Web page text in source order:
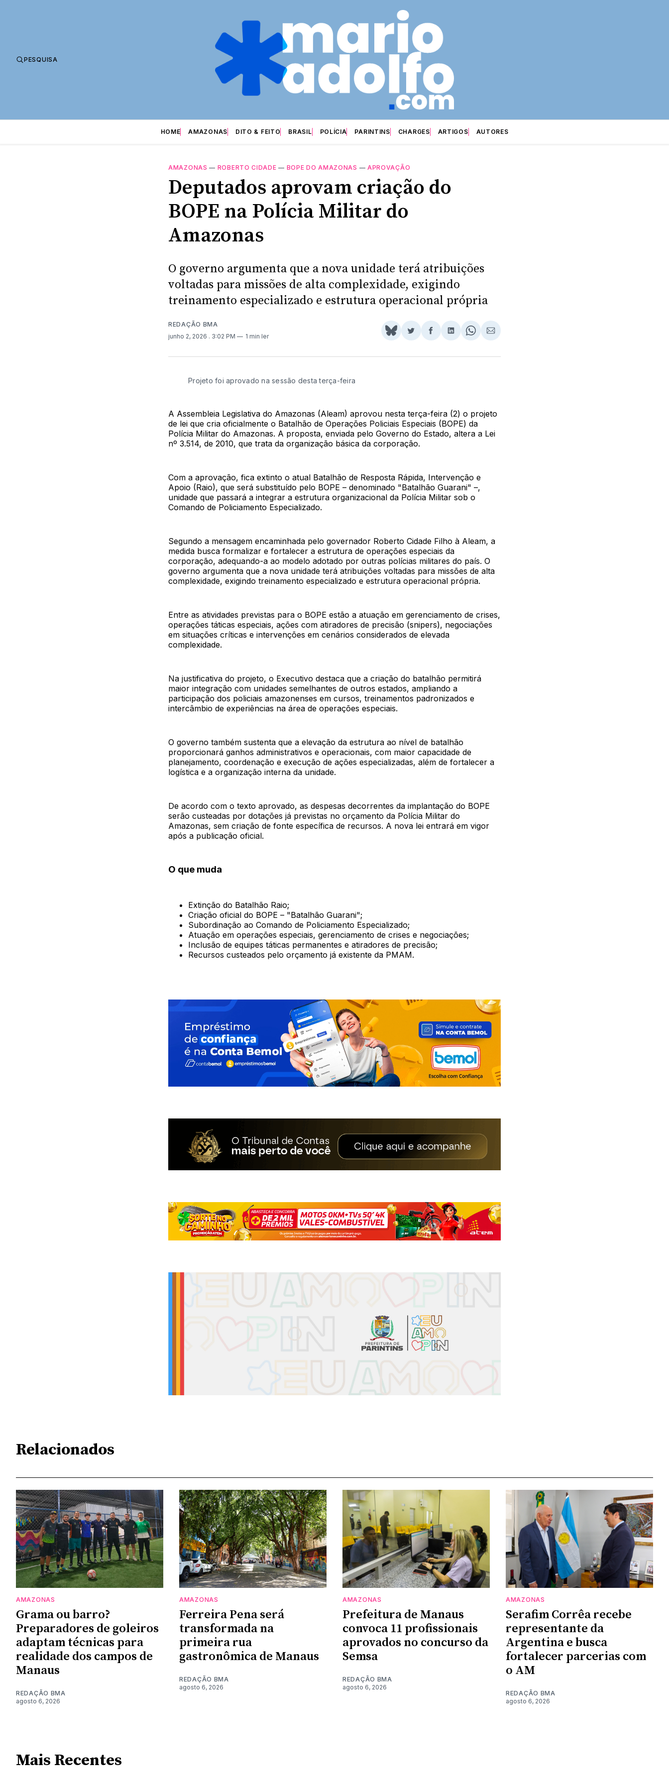
PESQUISA
HOME AMAZONAS DITO & FEITO BRASIL POLÍCIA PARINTINS CHARGES ARTIGOS AUTORES
AMAZONAS — ROBERTO CIDADE — BOPE DO AMAZONAS — APROVAÇÃO
Deputados aprovam criação do
BOPE na Polícia Militar do
Amazonas
O governo argumenta que a nova unidade terá atribuições
voltadas para missões de alta complexidade, exigindo
treinamento especializado e estrutura operacional própria
REDAÇÃO BMA
junho 2, 2026 . 3:02 PM 1 min ler
Share
BlueSky
Compartilhar
Twitter
Compartilhar
Facebook
Compartilhar
LinkedIn
Share
WhatsApp
Compartilhar
Email
Projeto foi aprovado na sessão desta terça-feira
A Assembleia Legislativa do Amazonas (Aleam) aprovou nesta terça-feira (2) o projeto
de lei que cria oficialmente o Batalhão de Operações Policiais Especiais (BOPE) da
Polícia Militar do Amazonas. A proposta, enviada pelo Governo do Estado, altera a Lei
nº 3.514, de 2010, que trata da organização básica da corporação.
Com a aprovação, fica extinto o atual Batalhão de Resposta Rápida, Intervenção e
Apoio (Raio), que será substituído pelo BOPE – denominado "Batalhão Guarani" –,
unidade que passará a integrar a estrutura organizacional da Polícia Militar sob o
Comando de Policiamento Especializado.
Segundo a mensagem encaminhada pelo governador Roberto Cidade Filho à Aleam, a
medida busca formalizar e fortalecer a estrutura de operações especiais da
corporação, adequando-a ao modelo adotado por outras polícias militares do país. O
governo argumenta que a nova unidade terá atribuições voltadas para missões de alta
complexidade, exigindo treinamento especializado e estrutura operacional própria.
Entre as atividades previstas para o BOPE estão a atuação em gerenciamento de crises,
operações táticas especiais, ações com atiradores de precisão (snipers), negociações
em situações críticas e intervenções em cenários considerados de elevada
complexidade.
Na justificativa do projeto, o Executivo destaca que a criação do batalhão permitirá
maior integração com unidades semelhantes de outros estados, ampliando a
participação dos policiais amazonenses em cursos, treinamentos padronizados e
intercâmbio de experiências na área de operações especiais.
O governo também sustenta que a elevação da estrutura ao nível de batalhão
proporcionará ganhos administrativos e operacionais, com maior capacidade de
planejamento, coordenação e execução de ações especializadas, além de fortalecer a
logística e a organização interna da unidade.
De acordo com o texto aprovado, as despesas decorrentes da implantação do BOPE
serão custeadas por dotações já previstas no orçamento da Polícia Militar do
Amazonas, sem criação de fonte específica de recursos. A nova lei entrará em vigor
após a publicação oficial.
O que muda
Extinção do Batalhão Raio;
Criação oficial do BOPE – "Batalhão Guarani";
Subordinação ao Comando de Policiamento Especializado;
Atuação em operações especiais, gerenciamento de crises e negociações;
Inclusão de equipes táticas permanentes e atiradores de precisão;
Recursos custeados pelo orçamento já existente da PMAM.
Relacionados
AMAZONAS
Grama ou barro?
Preparadores de goleiros
adaptam técnicas para
realidade dos campos de
Manaus
REDAÇÃO BMA
agosto 6, 2026
AMAZONAS
Ferreira Pena será
transformada na
primeira rua
gastronômica de Manaus
REDAÇÃO BMA
agosto 6, 2026
AMAZONAS
Prefeitura de Manaus
convoca 11 profissionais
aprovados no concurso da
Semsa
REDAÇÃO BMA
agosto 6, 2026
AMAZONAS
Serafim Corrêa recebe
representante da
Argentina e busca
fortalecer parcerias com
o AM
REDAÇÃO BMA
agosto 6, 2026
Mais Recentes